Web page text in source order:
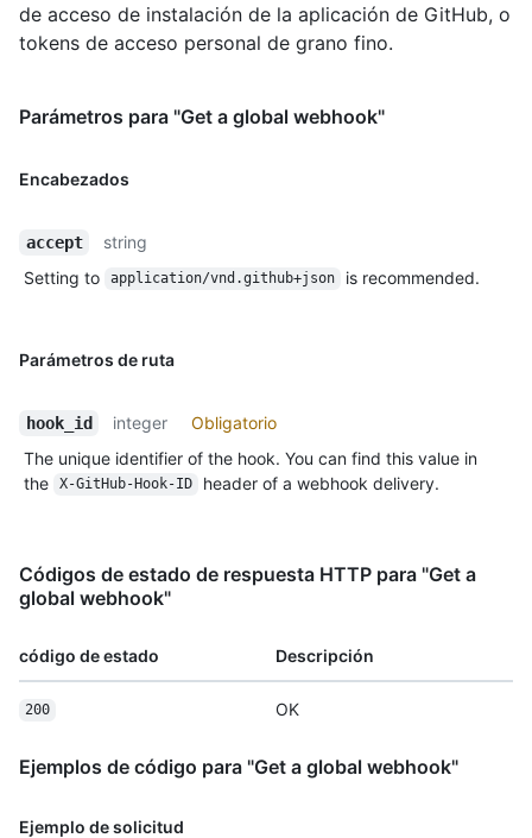
de acceso de instalación de la aplicación de GitHub, o
tokens de acceso personal de grano fino.
Parámetros para "Get a global webhook"
Encabezados
accept
string
Setting to
application/vnd.github+json is recommended.
Parámetros de ruta
hook_id integer
Obligatorio
The unique identifier of the hook. You can find this value in
the
X-GitHub-Hook-ID header of a webhook delivery.
Códigos de estado de respuesta HTTP para "Get a
global webhook"
código de estado Descripción
200 OK
Ejemplos de código para "Get a global webhook"
Ejemplo de solicitud